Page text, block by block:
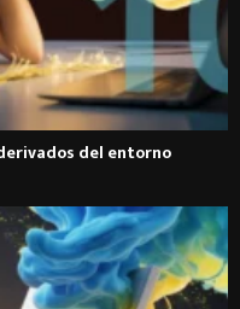
del entorno